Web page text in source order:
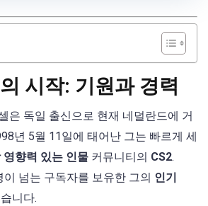
시작: 기원과 경력
은 독일 출신으로 현재 네덜란드에 거
년 5월 11일에 태어난 그는 빠르게 세
영향력 있는 인물 커뮤니티의 CS2.
넘는 구독자를 보유한 그의 인기
니다.